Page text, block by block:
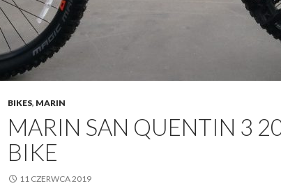
BIKES, MARIN
MARIN SAN QUENTIN 3
BIKE
11 CZERWCA 2019